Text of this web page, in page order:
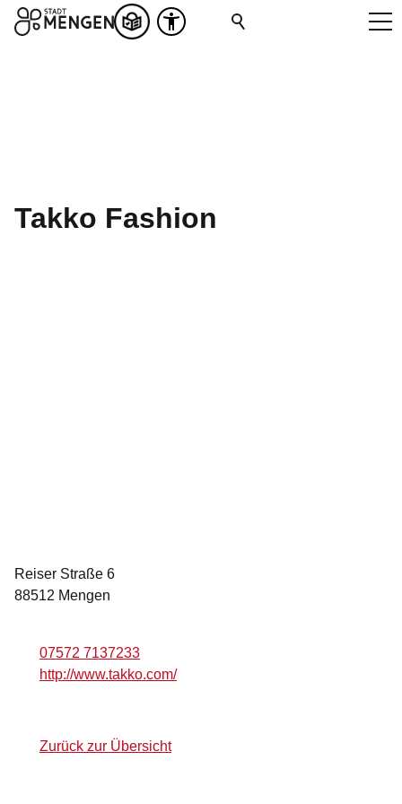
Takko Fashion
Reiser Straße 6
88512 Mengen
07572 7137233
http://www.takko.com/
Zurück zur Übersicht